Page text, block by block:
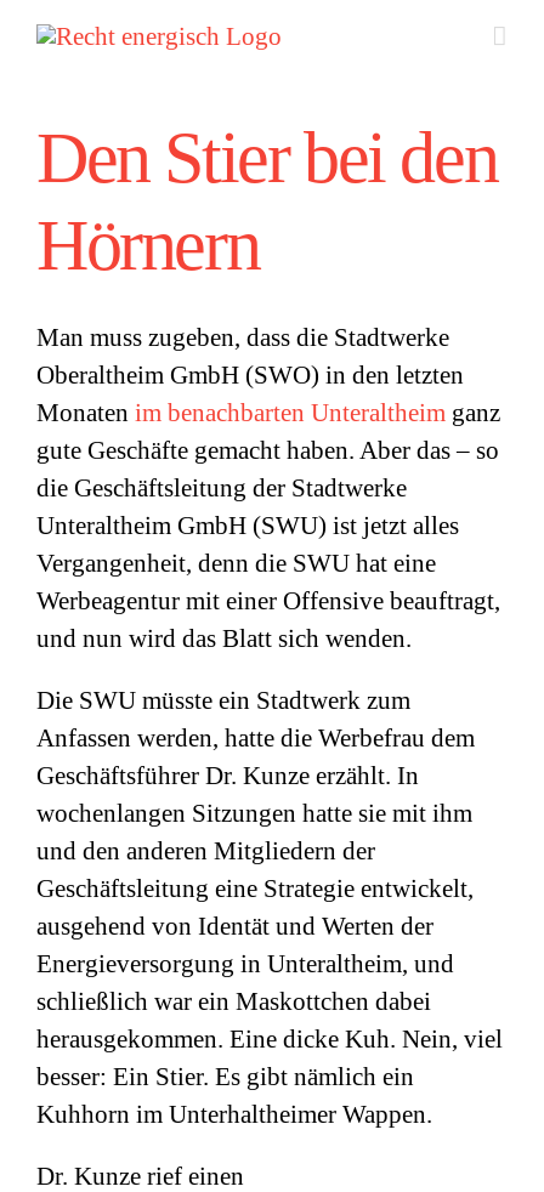
Zum
Inhalt
Den Stier bei den
Hörnern
Man muss zugeben, dass die Stadtwerke
Oberaltheim GmbH (SWO) in den letzten
Monaten im benachbarten Unteraltheim ganz
gute Geschäfte gemacht haben. Aber das – so
die Geschäftsleitung der Stadtwerke
Unteraltheim GmbH (SWU) ist jetzt alles
Vergangenheit, denn die SWU hat eine
Werbeagentur mit einer Offensive beauftragt,
und nun wird das Blatt sich wenden.
Die SWU müsste ein Stadtwerk zum
Anfassen werden, hatte die Werbefrau dem
Geschäftsführer Dr. Kunze erzählt. In
wochenlangen Sitzungen hatte sie mit ihm
und den anderen Mitgliedern der
Geschäftsleitung eine Strategie entwickelt,
ausgehend von Identät und Werten der
Energieversorgung in Unteraltheim, und
schließlich war ein Maskottchen dabei
herausgekommen. Eine dicke Kuh. Nein, viel
besser: Ein Stier. Es gibt nämlich ein
Kuhhorn im Unterhaltheimer Wappen.
Dr. Kunze rief einen